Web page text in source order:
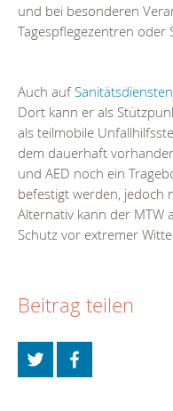
und bei besonderen
Tagespflegezentren oder
Auch aufSanitätsdiensten
Dort kann er als
als teilmobile
dem dauerhaft
und AED noch ein
befestigt werden, jedoch
Alternativ kann der MTW
Schutz vor extremer
Beitrag teilen